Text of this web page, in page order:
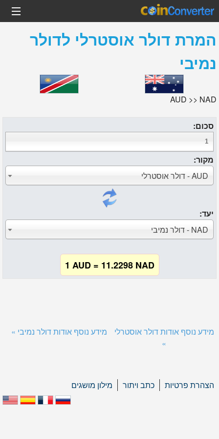
המרת דולר אוסטרלי לדולר
נמיבי
AUD >> NAD
סכום:
מקור:
AUD - דולר אוסטרלי
יעד:
NAD - דולר נמיבי
1 AUD = 11.2298 NAD
מידע נוסף אודות דולר אוסטרלי
»
מידע נוסף אודות דולר נמיבי »
הצהרת פרטיות כתב ויתור מילון מושגים